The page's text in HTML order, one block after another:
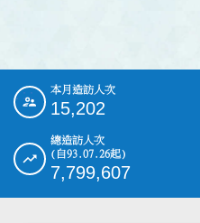
::: 本月造訪人次
15,202
總造訪人次
(自93.07.26起)
7,799,607